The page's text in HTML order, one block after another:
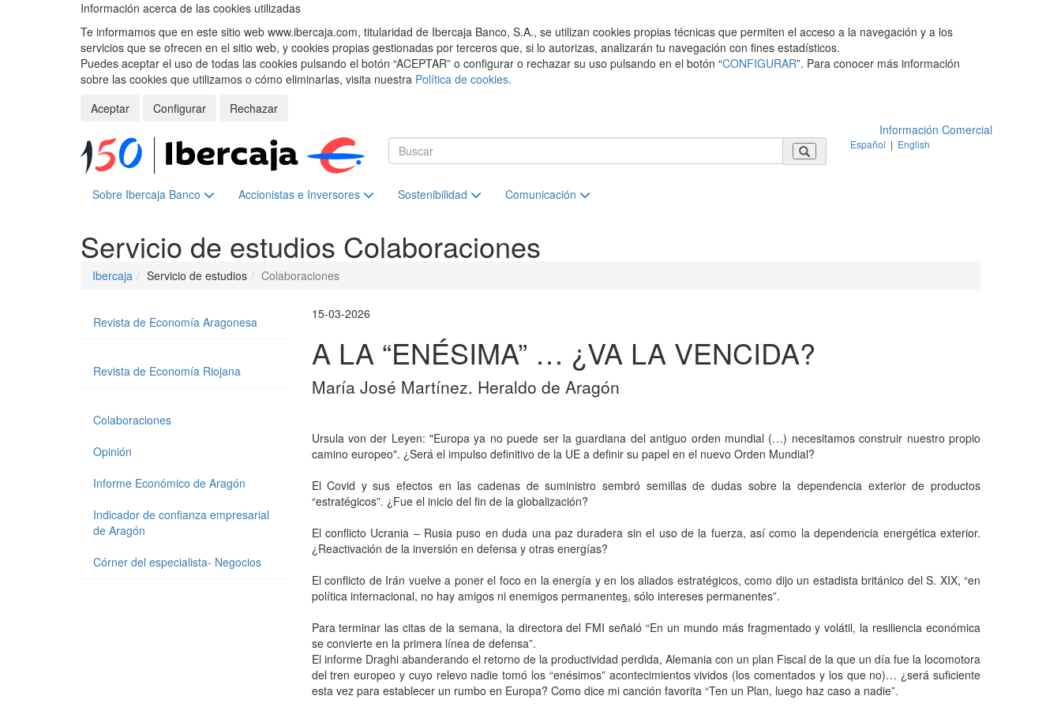
Información acerca de las cookies utilizadas
Te informamos que en este sitio web www.ibercaja.com, titularidad de Ibercaja Banco, S.A., se utilizan cookies propias técnicas que permiten el acceso a la navegación y a los
servicios que se ofrecen en el sitio web, y cookies propias gestionadas por terceros que, si lo autorizas, analizarán tu navegación con fines estadísticos.
Puedes aceptar el uso de todas las cookies pulsando el botón “ACEPTAR” o configurar o rechazar su uso pulsando en el botón “CONFIGURAR”. Para conocer más información
sobre las cookies que utilizamos o cómo eliminarlas, visita nuestra Política de cookies.
Aceptar
Configurar
Rechazar
Información Comercial
Español | English
Sobre Ibercaja Banco Accionistas e Inversores Sostenibilidad Comunicación
Servicio de estudios Colaboraciones
Ibercaja Servicio de estudios Colaboraciones
15-03-2026
A LA “ENÉSIMA” … ¿VA LA VENCIDA?
María José Martínez. Heraldo de Aragón
Ursula von der Leyen: "Europa ya no puede ser la guardiana del antiguo orden mundial (…) necesitamos construir nuestro propio
camino europeo". ¿Será el impulso definitivo de la UE a definir su papel en el nuevo Orden Mundial?
El Covid y sus efectos en las cadenas de suministro sembró semillas de dudas sobre la dependencia exterior de productos
“estratégicos”. ¿Fue el inicio del fin de la globalización?
El conflicto Ucrania – Rusia puso en duda una paz duradera sin el uso de la fuerza, así como la dependencia energética exterior.
¿Reactivación de la inversión en defensa y otras energías?
El conflicto de Irán vuelve a poner el foco en la energía y en los aliados estratégicos, como dijo un estadista británico del S. XIX, “en
política internacional, no hay amigos ni enemigos permanentes, sólo intereses permanentes”.
Para terminar las citas de la semana, la directora del FMI señaló “En un mundo más fragmentado y volátil, la resiliencia económica
se convierte en la primera línea de defensa”.
El informe Draghi abanderando el retorno de la productividad perdida, Alemania con un plan Fiscal de la que un día fue la locomotora
del tren europeo y cuyo relevo nadie tomó los “enésimos” acontecimientos vividos (los comentados y los que no)… ¿será suficiente
esta vez para establecer un rumbo en Europa? Como dice mi canción favorita “Ten un Plan, luego haz caso a nadie”.
Revista de Economía Aragonesa
Revista de Economía Riojana
Colaboraciones
Opinión
Informe Económico de Aragón
Indicador de confianza empresarial
de Aragón
Córner del especialista- Negocios